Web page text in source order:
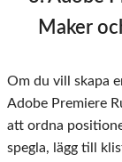
Maker
Om du vill skapa
Adobe Premiere
att ordna
spegla, lägg till